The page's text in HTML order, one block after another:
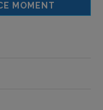
MOMENT